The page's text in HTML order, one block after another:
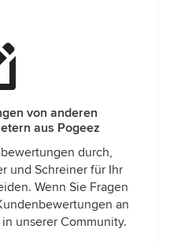
von anderen
aus Pogeez
durch,
und Schreiner für Ihr
Wenn Sie Fragen
an
unserer Community.